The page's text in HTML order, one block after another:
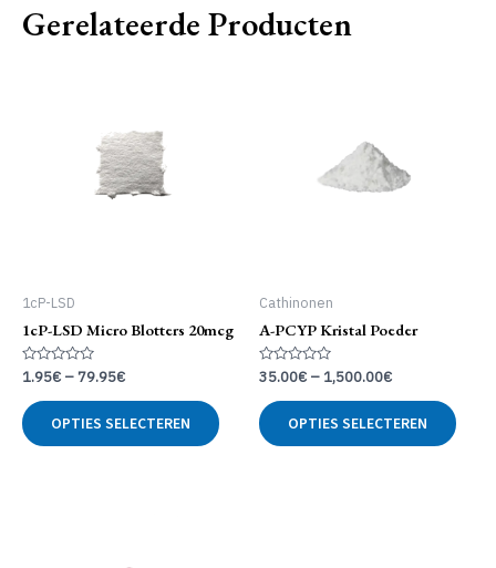
Gerelateerde Producten
1cP-LSD
1cP-LSD Micro Blotters 20mcg
Gewaardeerd
0
uit
5
1.95€ –79.95€
OPTIES SELECTEREN
product
Cathinonen
A-PCYP Kristal Poeder
Gewaardeerd
0
uit
5
35.00€ – 1,500.00€
OPTIES SELECTEREN